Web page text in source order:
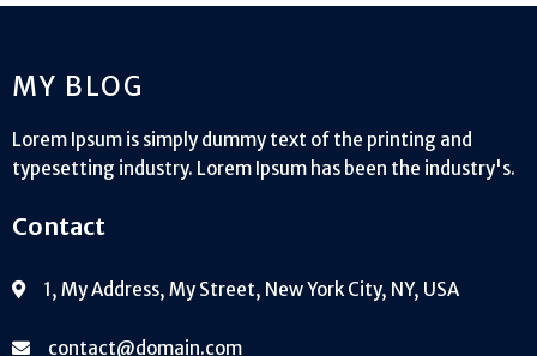
MY BLOG
Lorem Ipsum is simply dummy text of the printing and
typesetting industry. Lorem Ipsum has been the industry's.
Contact
1, My Address, My Street, New York City, NY, USA
contact@domain.com